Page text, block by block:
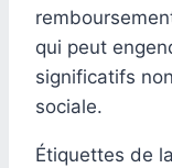
qui peut
significatifs
sociale.
Étiquettes de